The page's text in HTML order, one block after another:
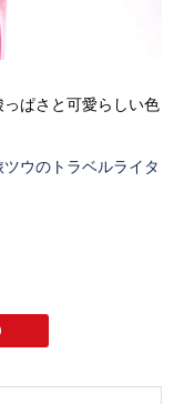
ぱさと可愛らしい色
ツウのトラベルライタ